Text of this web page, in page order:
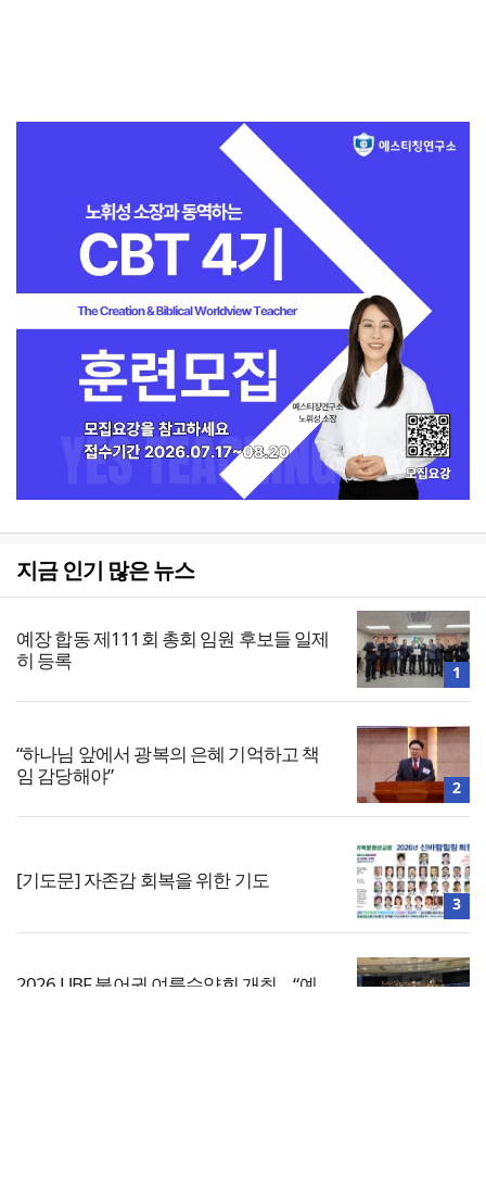
지금 인기 많은 뉴스
예장 합동 제111회 총회 임원 후보들 일제
히 등록
1
“하나님 앞에서 광복의 은혜 기억하고 책
임 감당해야”
2
[기도문] 자존감 회복을 위한 기도
3
2026 UBF 불어권 여름수양회 개최… “예